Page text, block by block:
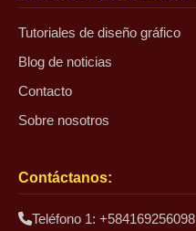
Tutoriales de diseño gráfico
Blog de noticias
Contacto
Sobre nosotros
Contáctanos:
Teléfono 1: +584169256098